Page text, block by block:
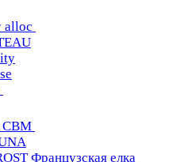
alloc
Французская елка